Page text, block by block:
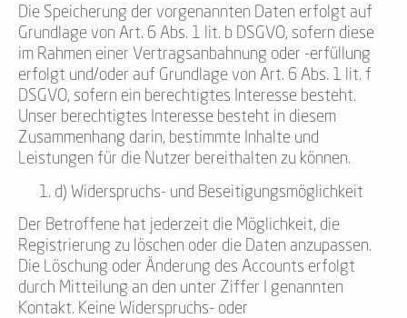
Die Speicherung der vorgenannten Daten erfolgt auf
Grundlage von Art. 6 Abs. 1 lit. b DSGVO, sofern diese
im Rahmen einer Vertragsanbahnung oder -erfüllung
erfolgt und/oder auf Grundlage von Art. 6 Abs. 1 lit. f
DSGVO, sofern ein berechtigtes Interesse besteht.
Unser berechtigtes Interesse besteht in diesem
Zusammenhang darin, bestimmte Inhalte und
Leistungen für die Nutzer bereithalten zu können.
d) Widerspruchs- und Beseitigungsmöglichkeit
Der Betroffene hat jederzeit die Möglichkeit, die
Registrierung zu löschen oder die Daten anzupassen.
Die Löschung oder Änderung des Accounts erfolgt
durch Mitteilung an den unter Ziffer I genannten
Kontakt. Keine Widerspruchs- oder